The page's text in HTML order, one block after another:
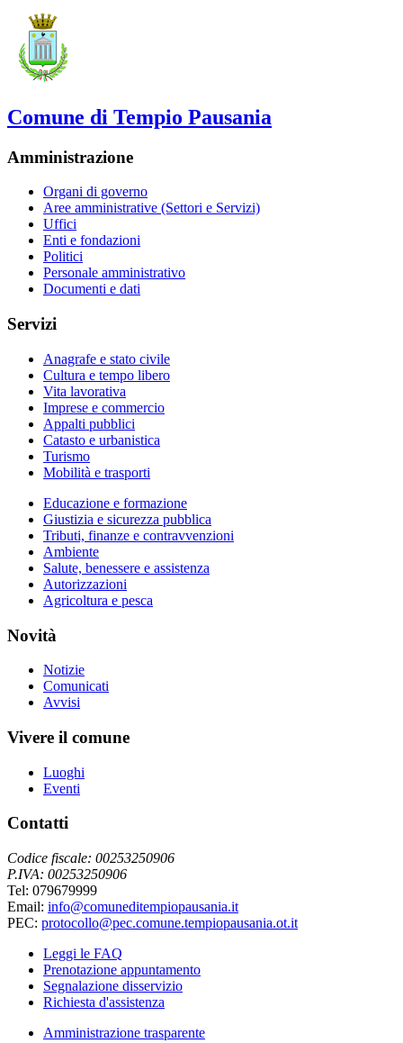
Comune di Tempio Pausania
Amministrazione
Organi di governo
Aree amministrative (Settori e Servizi)
Uffici
Enti e fondazioni
Politici
Personale amministrativo
Documenti e dati
Servizi
Anagrafe e stato civile
Cultura e tempo libero
Vita lavorativa
Imprese e commercio
Appalti pubblici
Catasto e urbanistica
Turismo
Mobilità e trasporti
Educazione e formazione
Giustizia e sicurezza pubblica
Tributi, finanze e contravvenzioni
Ambiente
Salute, benessere e assistenza
Autorizzazioni
Agricoltura e pesca
Novità
Notizie
Comunicati
Avvisi
Vivere il comune
Luoghi
Eventi
Contatti
Codice fiscale: 00253250906
P.IVA: 00253250906
Tel: 079679999
Email: info@comuneditempiopausania.it
PEC: protocollo@pec.comune.tempiopausania.ot.it
Leggi le FAQ
Prenotazione appuntamento
Segnalazione disservizio
Richiesta d'assistenza
Amministrazione trasparente